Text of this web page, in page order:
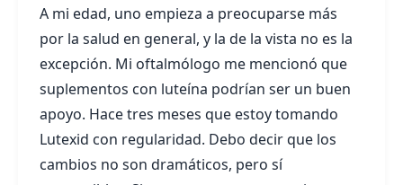
A mi edad, uno empieza a preocuparse más
por la salud en general, y la de la vista no es la
excepción. Mi oftalmólogo me mencionó que
suplementos con luteína podrían ser un buen
apoyo. Hace tres meses que estoy tomando
Lutexid con regularidad. Debo decir que los
cambios no son dramáticos, pero sí